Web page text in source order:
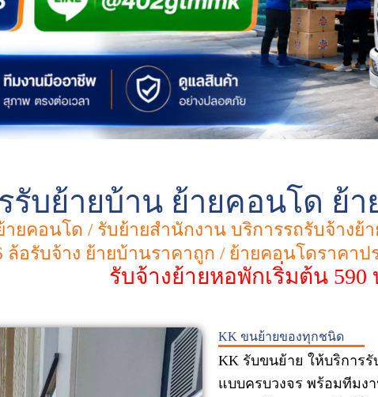
รับย้ายบ้าน ย้ายคอนโด ย้
ยคอนโด / รับย้ายสำนักงาน บริการรถรับจ้างย้
ล้อรับจ้าง ย้ายบ้านราคาถูก / ย้ายคอนโดราคาป
รับจ้างย้ายหอพักเริ่มต้น 590
KK ขนย้ายของทุกชนิด
KK รับขนย้าย ให้บริการ
แบบครบวงจร พร้อมทีมง